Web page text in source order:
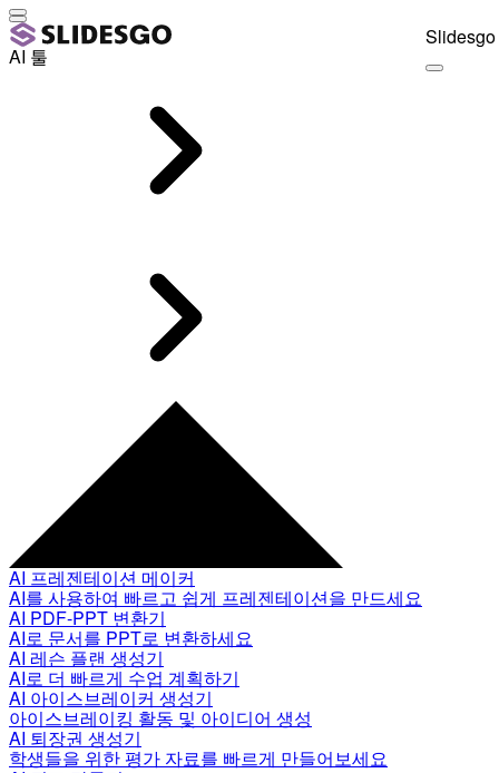
AI 툴
AI 프레젠테이션 메이커
AI를 사용하여 빠르고 쉽게 프레젠테이션을 만드세요
AI PDF-PPT 변환기
AI로 문서를 PPT로 변환하세요
AI 레슨 플랜 생성기
AI로 더 빠르게 수업 계획하기
AI 아이스브레이커 생성기
아이스브레이킹 활동 및 아이디어 생성
AI 퇴장권 생성기
학생들을 위한 평가 자료를 빠르게 만들어보세요